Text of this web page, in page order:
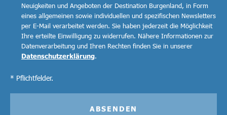
Neuigkeiten und Angeboten der Destination Burgenland, in Form
eines allgemeinen sowie individuellen und spezifischen Newsletters
per E-Mail verarbeitet werden. Sie haben jederzeit die Möglichkeit
Ihre erteilte Einwilligung zu widerrufen. Nähere Informationen zur
Datenverarbeitung und Ihren Rechten finden Sie in unserer
Datenschutzerklärung.
* Pflichtfelder.
ABSENDEN